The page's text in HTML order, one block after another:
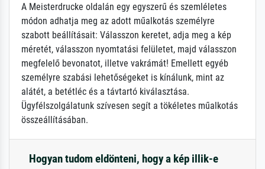
A Meisterdrucke oldalán egy egyszerű és szemléletes
módon adhatja meg az adott műalkotás személyre
szabott beállításait: Válasszon keretet, adja meg a kép
méretét, válasszon nyomtatási felületet, majd válasszon
megfelelő bevonatot, illetve vakrámát! Emellett egyéb
személyre szabási lehetőségeket is kínálunk, mint az
alátét, a betétléc és a távtartó kiválasztása.
Ügyfélszolgálatunk szívesen segít a tökéletes műalkotás
összeállításában.
Hogyan tudom eldönteni, hogy a kép illik-e